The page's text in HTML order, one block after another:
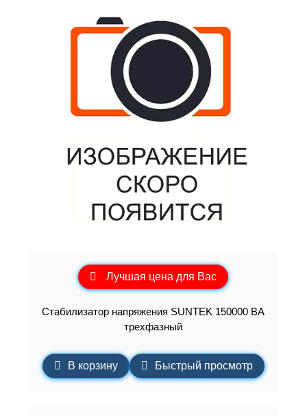
Лучшая цена для Вас
Стабилизатор напряжения SUNTEK 150000 ВА
трехфазный
В корзину Быстрый просмотр